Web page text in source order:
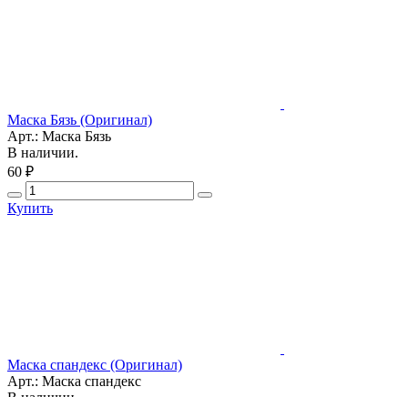
Маска Бязь (Оригинал)
Арт.: Маска Бязь
В наличии.
60 ₽
Купить
Маска спандекс (Оригинал)
Арт.: Маска спандекс